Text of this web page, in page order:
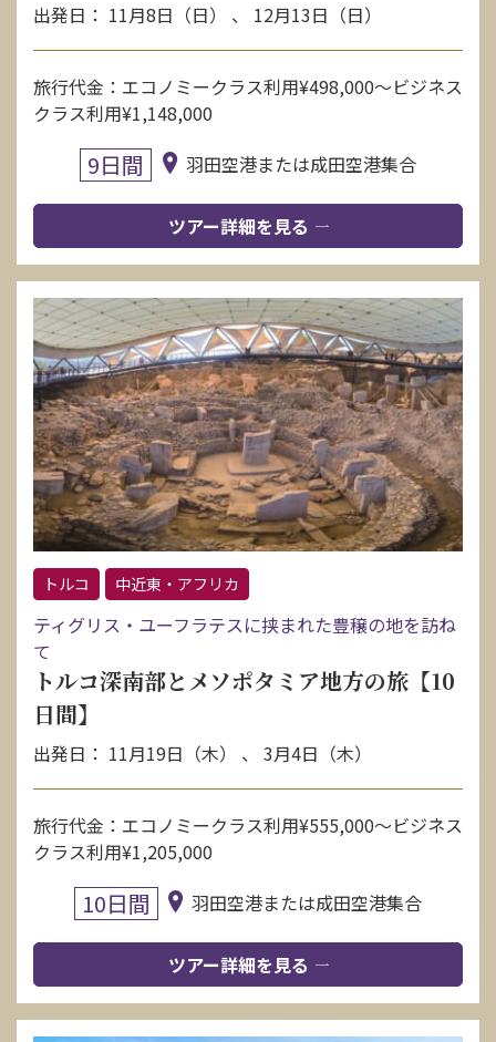
出発日： 11月8日（日） 、 12月13日（日）
旅行代金：エコノミークラス利用¥498,000〜ビジネス
クラス利用¥1,148,000
9日間 羽田空港または成田空港集合
ツアー詳細を見る
トルコ 中近東・アフリカ
ティグリス・ユーフラテスに挟まれた豊穣の地を訪ね
て
トルコ深南部とメソポタミア地方の旅【10
日間】
出発日： 11月19日（木） 、 3月4日（木）
旅行代金：エコノミークラス利用¥555,000〜ビジネス
クラス利用¥1,205,000
10日間 羽田空港または成田空港集合
ツアー詳細を見る